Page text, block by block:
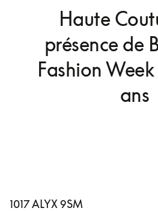
Haute
présence de
Fashion
ans
1017 ALYX 9SM